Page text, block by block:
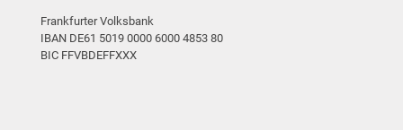
Frankfurter Volksbank
IBAN DE61 5019 0000 6000 4853 80
BIC FFVBDEFFXXX